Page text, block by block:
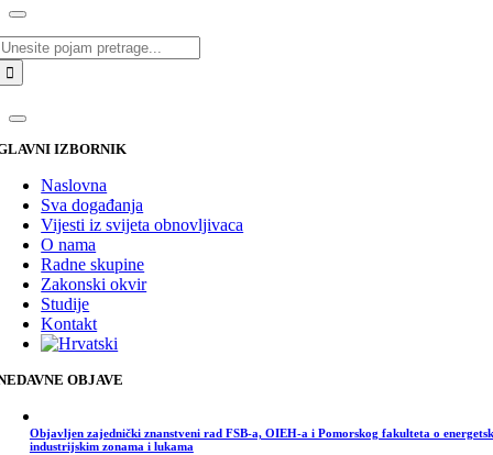
IZBORNIK
Naslovna
Sva događanja
Vijesti iz svijeta obnovljivaca
O nama
Radne skupine
Zakonski okvir
Studije
Kontakt
OBJAVE
Objavljen zajednički znanstveni rad FSB-a, OIEH-a i Pomorskog fakulteta o
industrijskim zonama i lukama